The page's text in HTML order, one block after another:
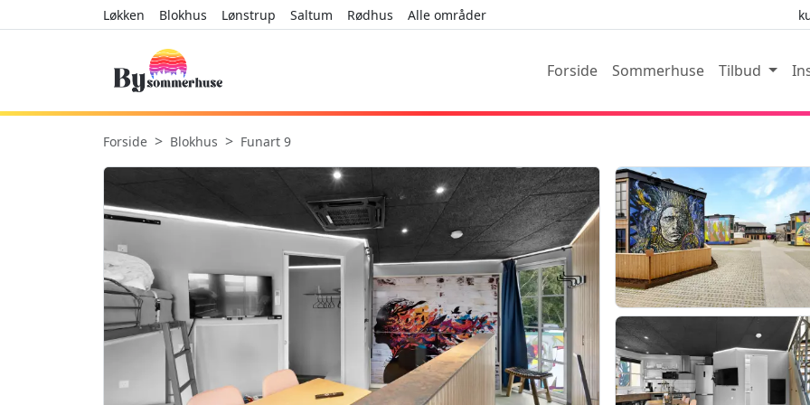
Løkken Blokhus Lønstrup Saltum Rødhus Alle områder
Forside Sommerhuse Tilbud
Forside Blokhus Funart 9